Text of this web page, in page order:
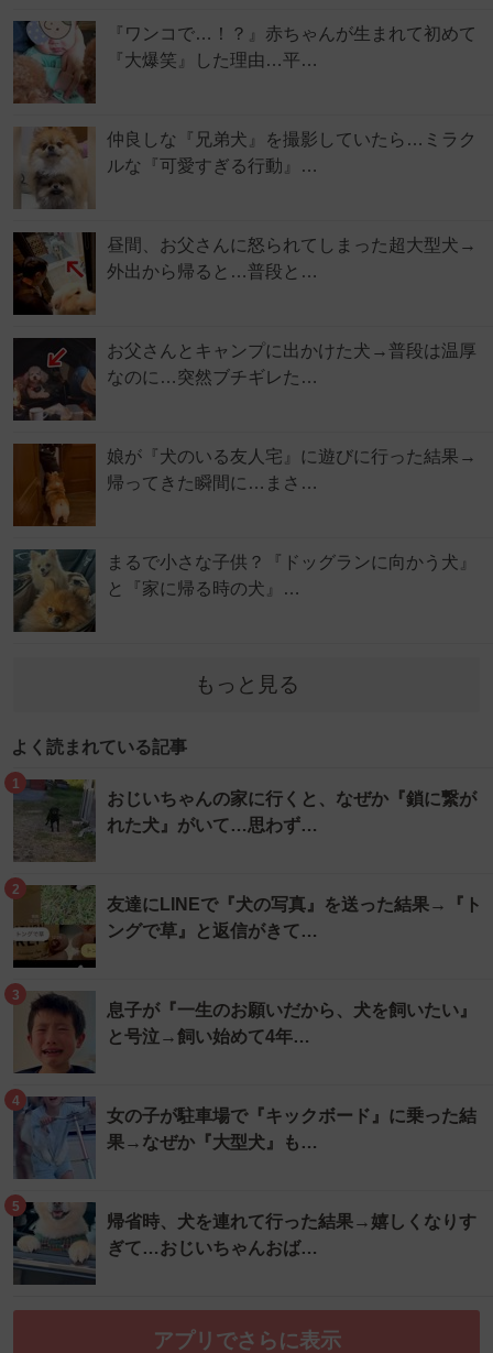
『ワンコで…！？』赤ちゃんが生まれて初めて
『大爆笑』した理由…平…
仲良しな『兄弟犬』を撮影していたら…ミラク
ルな『可愛すぎる行動』…
昼間、お父さんに怒られてしまった超大型犬→
外出から帰ると…普段と…
お父さんとキャンプに出かけた犬→普段は温厚
なのに…突然ブチギレた…
娘が『犬のいる友人宅』に遊びに行った結果→
帰ってきた瞬間に…まさ…
まるで小さな子供？『ドッグランに向かう犬』
と『家に帰る時の犬』…
もっと見る
よく読まれている記事
1
おじいちゃんの家に行くと、なぜか『鎖に繋が
れた犬』がいて…思わず…
2
友達にLINEで『犬の写真』を送った結果→『ト
ングで草』と返信がきて…
3
息子が『一生のお願いだから、犬を飼いたい』
と号泣→飼い始めて4年…
4
女の子が駐車場で『キックボード』に乗った結
果→なぜか『大型犬』も…
5
帰省時、犬を連れて行った結果→嬉しくなりす
ぎて…おじいちゃんおば…
アプリでさらに表示